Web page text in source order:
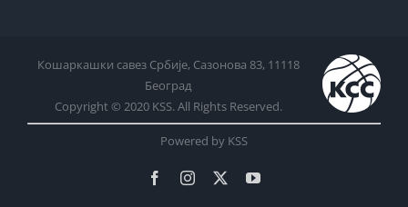
Кошаркашки савез Србије, Сазонова 83, 11118
Београд
Copyright © 2020 KSS. All Rights Reserved.
Powered by KSS
FacebookInstagram YouTube